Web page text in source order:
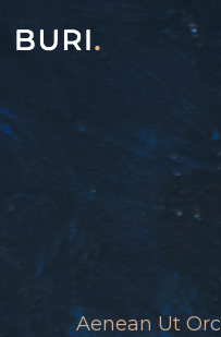
Aenean Ut